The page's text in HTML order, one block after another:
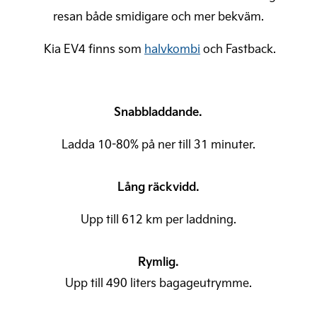
resan både smidigare och mer bekväm.
Kia EV4 finns som halvkombi och Fastback.
Snabbladdande.
Ladda 10-80% på ner till 31 minuter.
Lång räckvidd.
Upp till 612 km per laddning.
Rymlig.
Upp till 490 liters bagageutrymme.